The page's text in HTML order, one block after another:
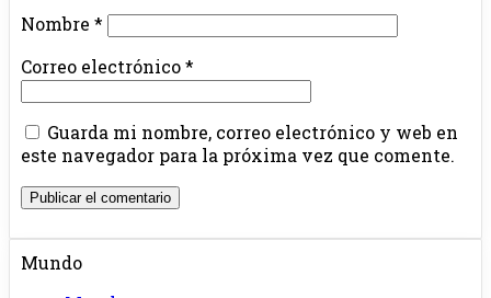
Nombre *
Correo electrónico*
Guarda mi nombre, correo electrónico y web en
este navegador para la próxima vez que comente.
Mundo